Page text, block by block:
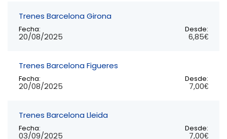
Trenes Barcelona Girona
Fecha:
20/08/2025
Desde:
6,85€
Trenes Barcelona Figueres
Fecha:
20/08/2025
Desde:
7,00€
Trenes Barcelona Lleida
Fecha:
03/09/2025
Desde:
7,00€